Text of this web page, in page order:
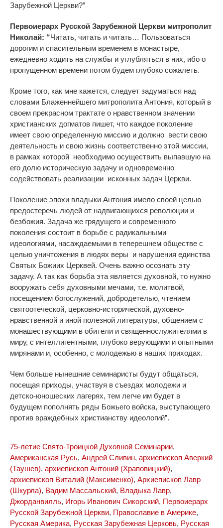
Зарубежной Церкви?”
Первоиерарх Русской Зарубежной Церкви митрополит
Николай: “Читать, читать и читать… Пользоваться
дорогим и спасительным временем в монастыре,
ежедневно ходить на службы и углубляться в них, ибо о
пропущенном времени потом будем глубоко сожалеть.
Кроме того, как мне кажется, следует задуматься над
словами Блаженнейшего митрополита Антония, который в
своем прекрасном трактате о нравственном значении
христианских догматов пишет, что каждое поколение
имеет свою определенную миссию и должно вести свою
деятельность и свою жизнь соответственно этой миссии,
в рамках которой необходимо осуществить выпавшую на
его долю историческую задачу и одновременно
содействовать реализации исконных задач Церкви.
Поколение эпохи владыки Антония имело своей целью
предостеречь людей от надвигающихся революции и
безбожия. Задача же грядущего и современного
поколения состоит в борьбе с радикальными
идеологиями, насаждаемыми в теперешнем обществе с
целью уничтожения в людях веры и нарушения единства
Святых Божиих Церквей. Очень важно осознать эту
задачу. А так как борьба эта является духовной, то нужно
вооружать себя духовными мечами, т.е. молитвой,
посещением богослужений, добродетелью, чтением
святоотеческой, церковно-исторической, духовно-
нравственной и иной полезной литературы, общением с
монашествующими в обители и священнослужителями в
миру, с интеллигентными, глубоко верующими и опытными
мирянами и, особенно, с молодежью в наших приходах.
Чем больше нынешние семинаристы будут общаться,
посещая приходы, участвуя в съездах молодежи и
детско-юношеских лагерях, тем легче им будет в
будущем пополнять ряды Божьего войска, выступающего
против враждебных христианству идеологий”.
75-летие Свято-Троицкой Духовной Семинарии,
Американская Русь, Андрей Сливин, архиепископ Аверкий
(Таушев), архиепископ Антоний (Храповицкий),
архиепископ Виталий (Максименко), Архиепископ Лавр
(Шкурла), Вадим Массальский, Владыка Лавр,
Джорданвилль, Игорь Иванович Сикорский, Первоиерарх
Русской Зарубежной Церкви, Православие в Америке,
Русская Америка, Русская Зарубежная Церковь, Русская